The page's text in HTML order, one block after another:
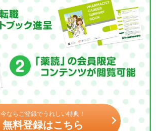
今ならご登録でうれしい特典！
無料登録はこちら